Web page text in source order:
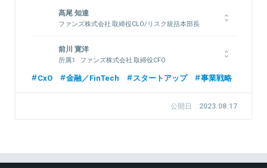
髙尾 知達
ファンズ株式会社 取締役CLO/リスク統括本部長
ティ等の新規事業に法務担当として携わる。その後、大和証券に
てIPO支援に従事。フィンテック関連の金融法に関して幅広い知
見を有し、政策提言にも取り組む。一般社団法人Fintech協会 理
事、一般社団法人第二種金融商品取引業協会「第二種金融商品取
際金融都市OSAKA推進委員会委員。弁護士（第一東京弁護士
金融法関連の執筆、講演多数。
前川 寛洋
ファンズ株式会社 取締役CFO
HRスタートアップで執行役員を務めた後、2020年にファンズに
した他、M&A、IPO準備等を幅広く管掌。2023年にFunds
プ関連の会合に有識者として参加し、スタートアップ市場の発展
に従事。直近では国内最大級のスタートアップカンファレンス
CxO 金融／FinTech スタートアップ 事業戦略
公開日 2023.08.17